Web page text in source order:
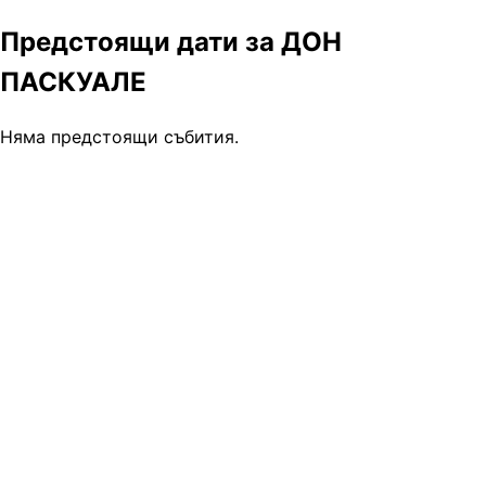
Предстоящи дати за ДОН
ПАСКУАЛЕ
Няма предстоящи събития.